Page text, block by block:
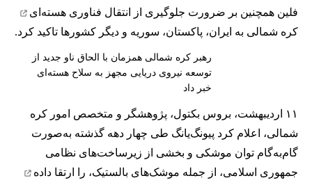
فلین همچنین بر ضرورت جلوگیری از انتقال فناوری هسته‌ای
کره شمالی به ایران، پاکستان، سوریه و دیگر کشورها تاکید کرد.
رهبر کره شمالی همزمان با الحاق ناو جدید از
توسعه نیروی دریایی مجهز به سلاح هسته‌ای
خبر داد
۱۱ اردیبهشت، بروس بکتول، پژوهشگر و متخصص امور کره
شمالی، اعلام کرد پیونگ‌یانگ طی چهار دهه گذشته به‌صورت
گام‌به‌گام توان موشکی و بخشی از زیرساخت‌های نظامی
جمهوری اسلامی، از جمله موشک‌های بالستیک، را
ارتقا داده